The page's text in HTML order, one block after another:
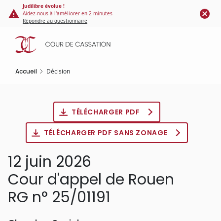
Panneau de gestion des cookies
contenu
principal
Judilibre évolue !
Aidez-nous à l'améliorer en 2 minutes
Répondre au questionnaire
Accueil Décision
TÉLÉCHARGER PDF
TÉLÉCHARGER PDF SANS ZONAGE
12 juin 2026
Cour d'appel de Rouen
RG n° 25/01191